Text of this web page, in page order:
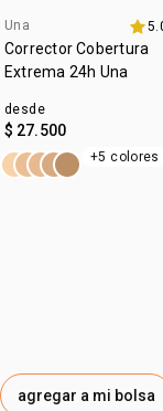
lanzamiento
Una
Corrector Cobertura
Extrema 24h Una
desde
$ 27.500
+5 colores
agregar a mi bolsa